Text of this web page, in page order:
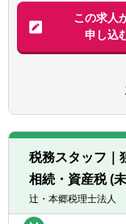
■
■
■
この求人
申し込
税務スタッフ｜
相続・資産税 (
辻・本郷税理士法人